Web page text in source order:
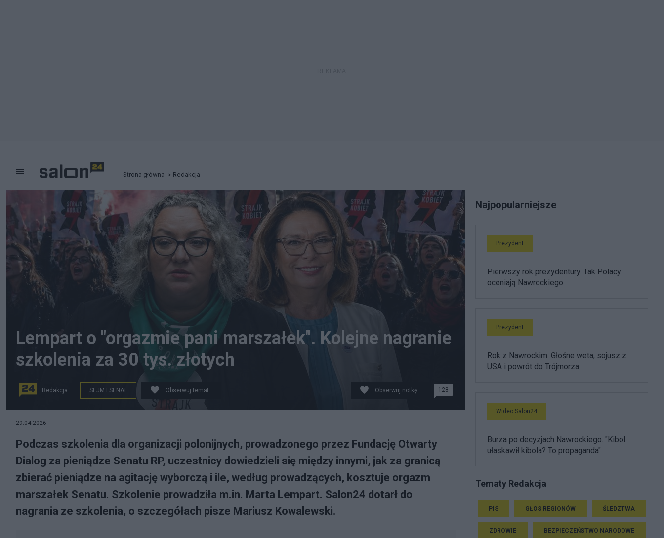
Strona główna Redakcja
Lempart o "orgazmie pani marszałek". Kolejne nagranie
szkolenia za 30 tys. złotych
Redakcja SEJM I SENAT Obserwuj temat Obserwuj notkę 128
29.04.2026
Podczas szkolenia dla organizacji polonijnych, prowadzonego przez Fundację Otwarty
Dialog za pieniądze Senatu RP, uczestnicy dowiedzieli się między innymi, jak za granicą
zbierać pieniądze na agitację wyborczą i ile, według prowadzących, kosztuje orgazm
marszałek Senatu. Szkolenie prowadziła m.in. Marta Lempart. Salon24 dotarł do
nagrania ze szkolenia, o szczegółach pisze Mariusz Kowalewski.
Najpopularniejsze
Prezydent
Pierwszy rok prezydentury. Tak Polacy
oceniają Nawrockiego
Prezydent
Rok z Nawrockim. Głośne weta, sojusz z
USA i powrót do Trójmorza
Wideo Salon24
Burza po decyzjach Nawrockiego. "Kibol
ułaskawił kibola? To propaganda"
Tematy Redakcja
PIS GŁOS REGIONÓW ŚLEDZTWA
ZDROWIE BEZPIECZEŃSTWO NARODOWE